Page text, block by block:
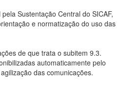
Sustentação Central do SICAF,
e normatização do uso das
de que trata o subitem 9.3.
automaticamente pelo
das comunicações.